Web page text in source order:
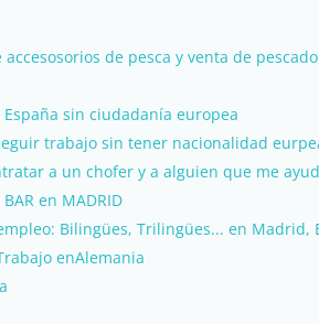
accesosorios de pesca y venta de pescado
sin ciudadanía europea
trabajo sin tener nacionalidad
a un chofer y a alguien que me
BAR en MADRID
Bilingües, Trilingües... en Madrid,
enAlemania